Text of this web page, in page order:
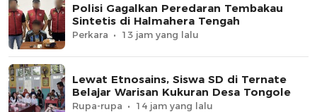
Polisi Gagalkan Peredaran Tembakau
Sintetis di Halmahera Tengah
Perkara 13 jam yang lalu
Lewat Etnosains, Siswa SD di Ternate
Belajar Warisan Kukuran Desa Tongole
Rupa-rupa 14 jam yang lalu